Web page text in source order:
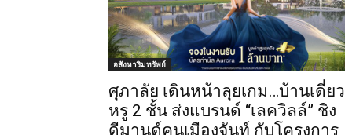
อสังหาริมทรัพย์
ศุภาลัย เดินหน้าลุยเกม…บ้านเดี่ยว
หรู 2 ชั้น ส่งแบรนด์ “เลควิลล์” ชิง
ดีมานด์คนเมืองจันท์ กับโครงการ